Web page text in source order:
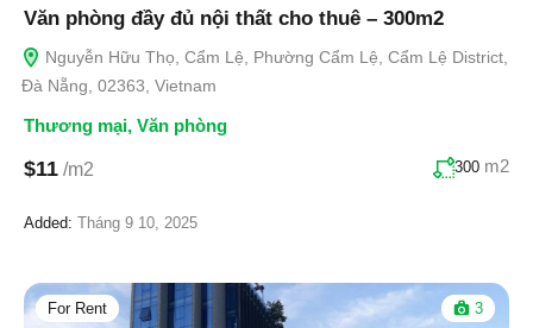
Văn phòng đầy đủ nội thất cho thuê – 300m2
Nguyễn Hữu Thọ, Cẩm Lệ, Phường Cẩm Lệ, Cẩm Lệ District,
Đà Nẵng, 02363, Vietnam
Thương mại, Văn phòng
$11 /m2 300 m2
Added: Tháng 9 10, 2025
For Rent 3